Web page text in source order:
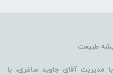
طبیعت
آقای جاوید صاغری، با